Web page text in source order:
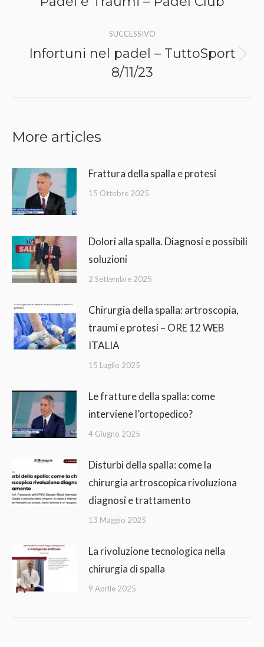
post
SUCCESSIVO
Prossimo
post:
Infortuni nel padel – TuttoSport
8/11/23
More articles
Frattura della spalla e protesi
15 Ottobre 2025
Dolori alla spalla. Diagnosi e possibili
soluzioni
2 Settembre 2025
Chirurgia della spalla: artroscopia,
traumi e protesi – ORE 12 WEB
ITALIA
15 Luglio 2025
Le fratture della spalla: come
interviene l’ortopedico?
4 Giugno 2025
Disturbi della spalla: come la
chirurgia artroscopica rivoluziona
diagnosi e trattamento
13 Maggio 2025
La rivoluzione tecnologica nella
chirurgia di spalla
9 Aprile 2025